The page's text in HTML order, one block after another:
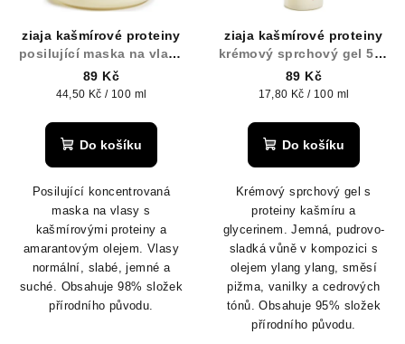
ziaja kašmírové proteiny
posilující maska na vlasy
200 ml
89 Kč
Měrná
44,50 Kč / 100 ml
Do košíku
Posilující koncentrovaná
maska na vlasy s
kašmírovými proteiny a
amarantovým olejem. Vlasy
normální, slabé, jemné a
suché. Obsahuje 98% složek
přírodního původu.
ziaja kašmírové proteiny
krémový sprchový gel 500
ml
89 Kč
Měrná
17,80 Kč / 100 ml
Do košíku
Krémový sprchový gel s
proteiny kašmíru a
glycerinem.Jemná, pudrovo-
sladká vůně v kompozici s
olejem ylang ylang, směsí
pižma, vanilky a cedrových
tónů.Obsahuje 95% složek
přírodního původu.